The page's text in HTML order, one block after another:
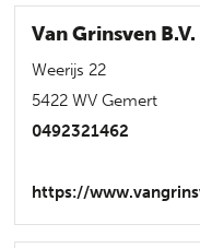
Van Grinsven B.V.
Weerijs 22
5422 WV Gemert
0492321462
https://